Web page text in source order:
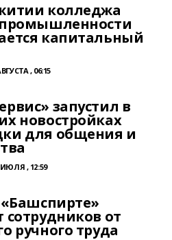
колледжа
капитальный
, 06:15
запустил в
новостройках
для общения и
ИЮЛЯ , 12:59
сотрудников от
ручного труда